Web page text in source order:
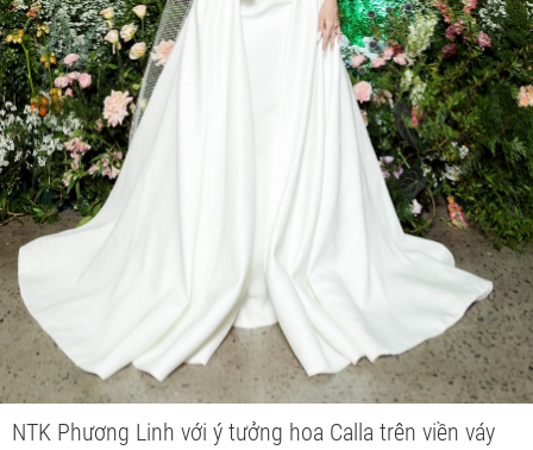
NTK Phương Linh với ý tưởng hoa Calla trên viền váy